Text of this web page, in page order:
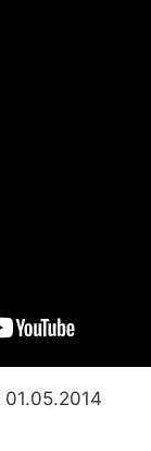
01.05.2014